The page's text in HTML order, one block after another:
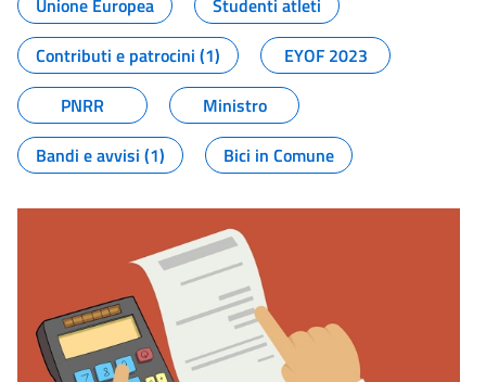
Unione Europea
Studenti atleti
Contributi e patrocini (1)
EYOF 2023
PNRR
Ministro
Bandi e avvisi (1)
Bici in Comune